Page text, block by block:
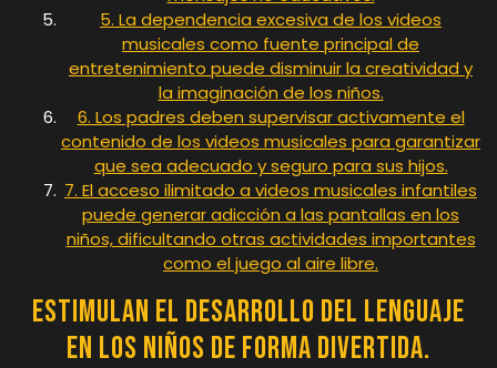
5. La dependencia excesiva de los videos
musicales como fuente principal de
entretenimiento puede disminuir la creatividad y
la imaginación de los niños.
6. Los padres deben supervisar activamente el
contenido de los videos musicales para garantizar
que sea adecuado y seguro para sus hijos.
7. El acceso ilimitado a videos musicales infantiles
puede generar adicción a las pantallas en los
niños, dificultando otras actividades importantes
como el juego al aire libre.
Estimulan el desarrollo del lenguaje
en los niños de forma divertida.